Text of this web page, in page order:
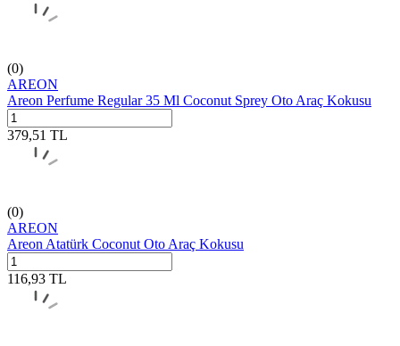
(0)
AREON
Areon Perfume Regular 35 Ml Coconut Sprey Oto Araç Kokusu
379,51 TL
(0)
AREON
Areon Atatürk Coconut Oto Araç Kokusu
116,93 TL